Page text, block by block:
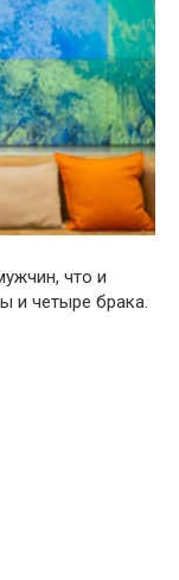
что и
и четыре брака.